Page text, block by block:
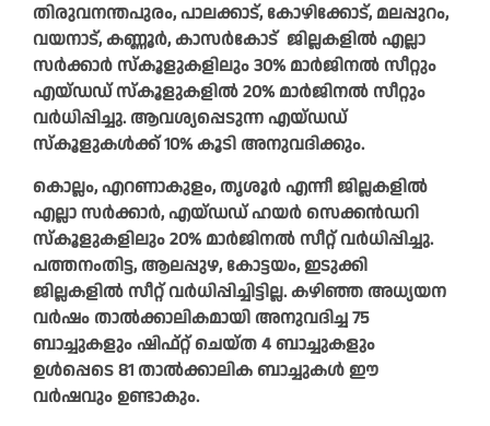
തിരുവനന്തപുരം, പാലക്കാട്, കോഴിക്കോട്, മലപ്പുറം,
വയനാട്, കണ്ണൂർ, കാസർകോട് ജില്ലകളിൽ എല്ലാ
സർക്കാർ സ്‌കൂളുകളിലും 30% മാർജിനൽ സീറ്റും
എയ്ഡഡ് സ്കൂളുകളിൽ 20% മാർജിനൽ സീറ്റും
വർധിപ്പിച്ചു. ആവശ്യപ്പെടുന്ന എയ്ഡഡ്
സ്‌കൂളുകൾക്ക് 10% കൂടി അനുവദിക്കും.
കൊല്ലം, എറണാകുളം, തൃശൂർ എന്നീ ജില്ലകളിൽ
എല്ലാ സർക്കാർ, എയ്ഡഡ് ഹയർ സെക്കൻഡറി
സ്‌കൂളുകളിലും 20% മാർജിനൽ സീറ്റ് വർധിപ്പിച്ചു.
പത്തനംതിട്ട, ആലപ്പുഴ, കോട്ടയം, ഇടുക്കി
ജില്ലകളിൽ സീറ്റ് വർധിപ്പിച്ചിട്ടില്ല. കഴിഞ്ഞ അധ്യയന
വർഷം താൽക്കാലികമായി അനുവദിച്ച 75
ബാച്ചുകളും ഷിഫ്റ്റ് ചെയ്ത 4 ബാച്ചുകളും
ഉൾപ്പെടെ 81 താൽക്കാലിക ബാച്ചുകൾ ഈ
വർഷവും ഉണ്ടാകും.